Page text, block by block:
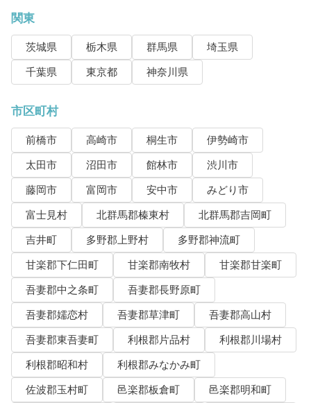
関東
茨城県 栃木県 群馬県
埼玉県
千葉県
東京都 神奈川県
市区町村
前橋市 高崎市 桐生市
伊勢崎市
太田市
沼田市 館林市
渋川市
藤岡市
富岡市 安中市
みどり市
富士見村
北群馬郡榛東村
北群馬郡吉岡町
吉井町
多野郡上野村
多野郡神流町
甘楽郡下仁田町
甘楽郡南牧村
甘楽郡甘楽町
吾妻郡中之条町
吾妻郡長野原町
吾妻郡嬬恋村
吾妻郡草津町
吾妻郡高山村
吾妻郡東吾妻町
利根郡片品村
利根郡川場村
利根郡昭和村
利根郡みなかみ町
佐波郡玉村町
邑楽郡板倉町
邑楽郡明和町